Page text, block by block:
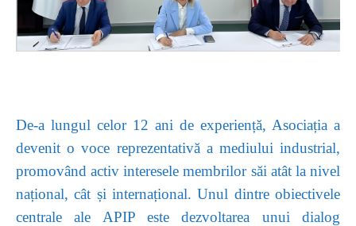
De-a lungul celor 12 ani de experiență, Asociația a
devenit o voce reprezentativă a mediului industrial,
promovând activ interesele membrilor săi atât la nivel
național, cât și internațional. Unul dintre obiectivele
centrale ale APIP este dezvoltarea unui dialog